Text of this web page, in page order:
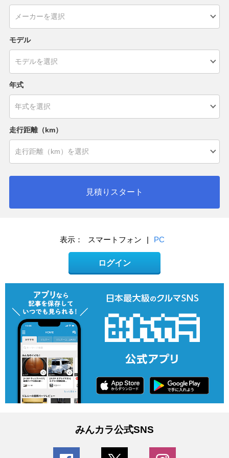
モデル
年式
走行距離（km）
見積りスタート
表示： スマートフォン PC
ログイン
みんカラ公式SNS